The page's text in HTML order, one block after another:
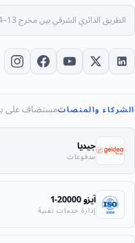
الطريق الدائري الشرقي بين مخرج 13–14، الرياض، المملكة العربية السعودية.
الشركاء والمنصاتمستضاف على
جيديا
مدفوعات
آيزو 20000-1
إدارة خدمات تقنية